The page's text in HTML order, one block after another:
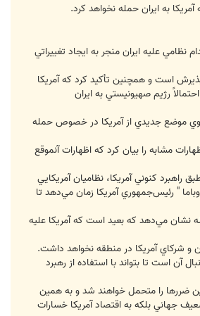
به ايران حمله نخواهد كرد.
نظامي عليه ايران منجر به ايجاد تغييراتي
است و همچنين تأكيد كرد كه آمريكا
رژيم صهيونيستي به ايران
وي موضع جديدي از آمريكا در خصوص حمله
مشابه را بيان كرد كه اظهارات آنموقع
راهبرد كنوني آمريكا، نظاميان آمريكايي
را ترك خواهند كرد و اين زمانبندي به "باراك اوباما " رئيس‌جمهوري آمريكا زمان مي‌دهد تا
نشان مي‌دهد كه بعيد است كه آمريكا عليه
و شركاي آمريكا در منطقه نخواهد داشت.
آن است تا بتواند با استفاده از رهبرد
ضررها را متحمل خواهند شد و به همين
جهاني بلكه به اقتصاد آمريكا خسارات